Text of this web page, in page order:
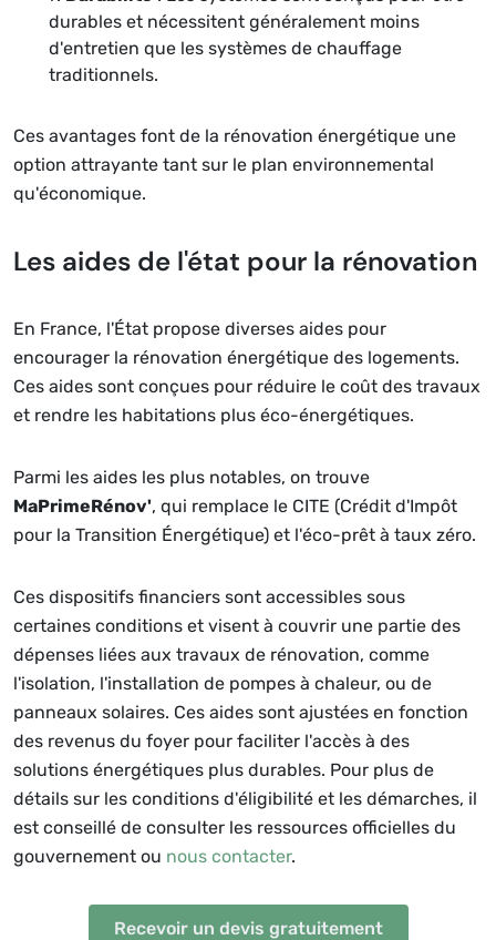
durables et nécessitent généralement moins
d'entretien que les systèmes de chauffage
traditionnels.
Ces avantages font de la rénovation énergétique une
option attrayante tant sur le plan environnemental
qu'économique.
Les aides de l'état pour la rénovation
En France, l'État propose diverses aides pour
encourager la rénovation énergétique des logements.
Ces aides sont conçues pour réduire le coût des travaux
et rendre les habitations plus éco-énergétiques.
Parmi les aides les plus notables, on trouve
MaPrimeRénov', qui remplace le CITE (Crédit d'Impôt
pour la Transition Énergétique) et l'éco-prêt à taux zéro.
Ces dispositifs financiers sont accessibles sous
certaines conditions et visent à couvrir une partie des
dépenses liées aux travaux de rénovation, comme
l'isolation, l'installation de pompes à chaleur, ou de
panneaux solaires. Ces aides sont ajustées en fonction
des revenus du foyer pour faciliter l'accès à des
solutions énergétiques plus durables. Pour plus de
détails sur les conditions d'éligibilité et les démarches, il
est conseillé de consulter les ressources officielles du
gouvernement ou nous contacter.
Recevoir un devis gratuitement